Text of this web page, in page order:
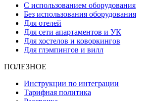
С использованием оборудования
Без использования оборудования
Для отелей
Для сети апартаментов и УК
Для хостелов и коворкингов
Для глэмпингов и вилл
ПОЛЕЗНОЕ
Инструкции по интеграции
Тарифная политика